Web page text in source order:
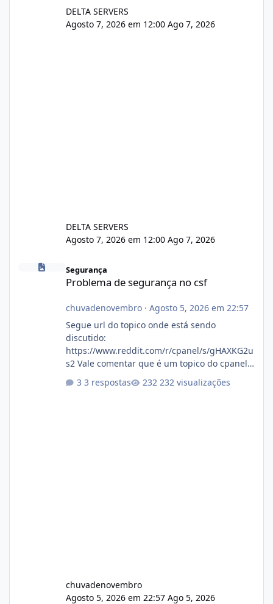
DELTA SERVERS
Agosto 7, 2026 em 12:00 Ago 7, 2026
DELTA SERVERS
Agosto 7, 2026 em 12:00 Ago 7, 2026
Segurança
Problema de segurança no csf
chuvadenovembro· Agosto 5, 2026 em 22:57
Segue url do topico onde está sendo
discutido:
https://www.reddit.com/r/cpanel/s/gHAXKG2u
s2 Vale comentar que é um topico do cpanel...
3 respostas 232 visualizações
chuvadenovembro
Agosto 5, 2026 em 22:57 Ago 5, 2026